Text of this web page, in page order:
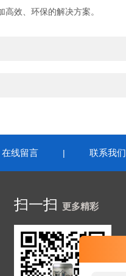
效、环保的解决方案。
在线留言 | 联系我们
扫一扫 更多精彩